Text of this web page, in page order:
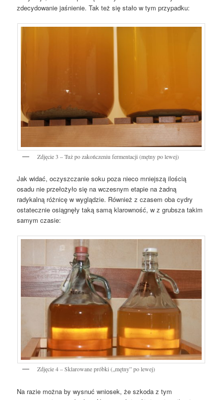
zdecydowanie jaśnienie. Tak też się stało w tym przypadku:
Zdjęcie 3 – Tuż po zakończeniu fermentacji (mętny po lewej)
Jak widać, oczyszczanie soku poza nieco mniejszą ilością
osadu nie przełożyło się na wczesnym etapie na żadną
radykalną różnicę w wyglądzie. Również z czasem oba cydry
ostatecznie osiągnęły taką samą klarowność, w z grubsza takim
samym czasie:
Zdjęcie 4 – Sklarowane próbki („mętny” po lewej)
Na razie można by wysnuć wniosek, że szkoda z tym